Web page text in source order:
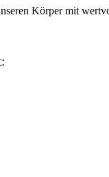
Körper mit